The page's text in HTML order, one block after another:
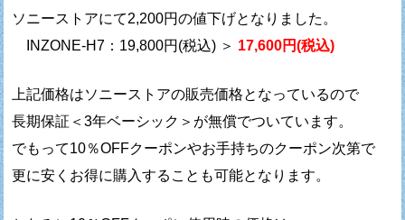
ソニーストアにて2,200円の値下げとなりました。
INZONE-H7：19,800円(税込) ＞ 17,600円(税込)
上記価格はソニーストアの販売価格となっているので
長期保証＜3年ベーシック＞が無償でついています。
でもって10％OFFクーポンやお手持ちのクーポン次第で
更に安くお得に購入することも可能となります。